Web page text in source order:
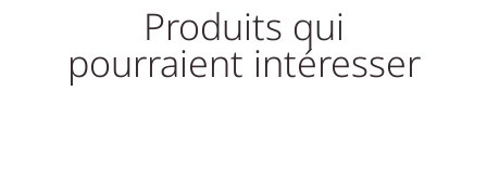
Produits qui
pourraient intéresser